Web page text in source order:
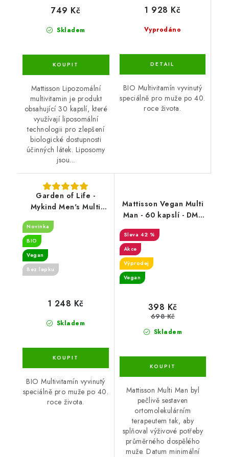
Skladem
749 Kč
Mattisson Lipozomální
multivitamin je produkt
obsahující 30 kapslí, které
využívají liposomální
technologii pro zlepšení
biologické dostupnosti
účinných látek. Liposomy
jsou...
Vyprodáno
1 928 Kč
BIO Multivitamín vyvinutý
speciálně pro muže po 40.
roce života.
Garden of Life -
Mykind Men's Multi
40+ - 60 vegan tablets
Novinka
BIO
Vegan
Bez lepku
Skladem
1 248 Kč
BIO Multivitamín vyvinutý
speciálně pro muže po 40.
roce života.
Mattisson Vegan Multi
Man - 60 kapslí - DMS
6/26
42 %
Akce
Výprodej
Vegan
Skladem
398 Kč
698 Kč
Mattisson Multi Man byl
pečlivě sestaven
ortomolekulárním
terapeutem tak, aby
splňoval výživové potřeby
průměrného dospělého
muže. Datum minimální